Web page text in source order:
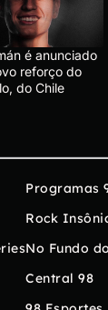
é anunciado
reforço do
do Chile
Programas
Rock
No Fundo
Central 98